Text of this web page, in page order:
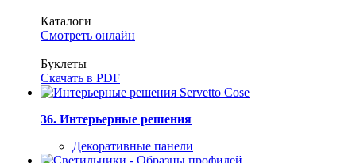
Каталоги
Смотреть онлайн
Буклеты
Скачать в PDF
36. Интерьерные решения
Декоративные панели